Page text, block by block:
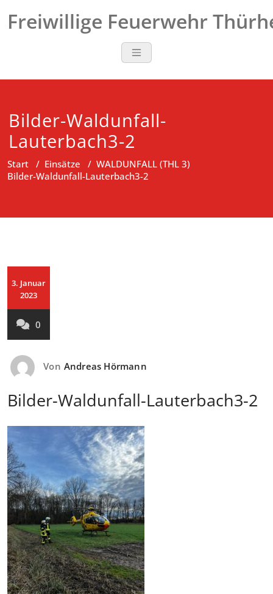
Inhalt
Freiwillige Feuerwehr
Bilder-Waldunfall-
Lauterbach3-2
Start / Einsätze / WALDUNFALL (THL 3)
Bilder-Waldunfall-Lauterbach3-2
3. Januar
2023
0
Von Andreas Hörmann
Bilder-Waldunfall-Lauterbach3-2